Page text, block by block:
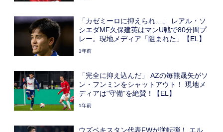
「カゼミーロに抑えられ…」 レアル・ソ
シエダMF久保建英はマンU戦で80分間プ
レー。現地メディア「阻まれた」【EL】
1年前
「完全に抑え込んだ」 AZの毎熊晟矢がソ
ン・フンミンをシャットアウト！ 現地メ
ディアは“守備”を絶賛！【EL】
1年前
ウズベキスタン代表FWが逆転弾！ エル